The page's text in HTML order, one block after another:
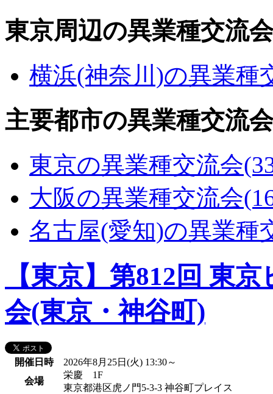
東京周辺の異業種交流会
横浜(神奈川)の異業種
主要都市の異業種交流会
東京の異業種交流会
大阪の異業種交流会
名古屋(愛知)の異業種
【東京】第812回 東
会(東京・神谷町)
開催日時
2026年8月25日(火) 13:30～
会場
栄慶 1F
東京都港区虎ノ門5-3-3 神谷町プレイス